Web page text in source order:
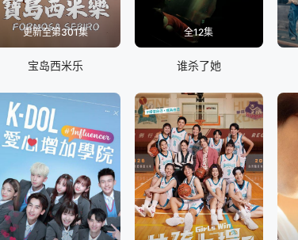
更新至第301集
宝岛西米乐
全12集
谁杀了她